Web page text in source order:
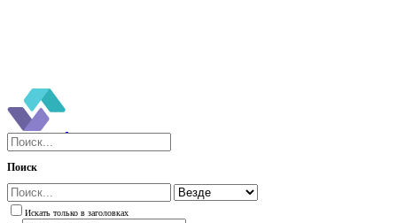
Поиск
Искать только в заголовках